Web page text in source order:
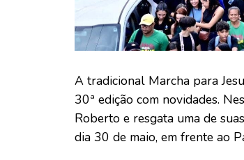
A tradicional Marcha para
30ª edição com novidades.
Roberto e resgata uma de
dia 30 de maio, em frente ao